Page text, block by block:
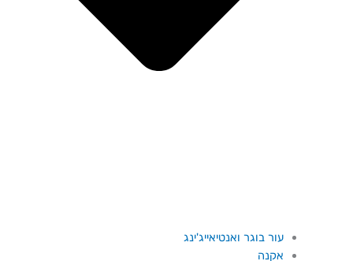
עור בוגר ואנטיאייג'ינג
אקנה